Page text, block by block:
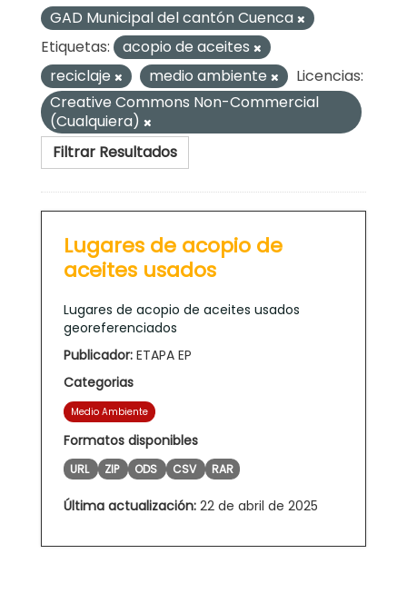
GAD Municipal del cantón Cuenca
Etiquetas:
acopio de aceites
reciclaje
medio ambiente
Licencias:
Creative Commons Non-Commercial
(Cualquiera)
Filtrar Resultados
Lugares de acopio de
aceites usados
Lugares de acopio de aceites usados
georeferenciados
Publicador: ETAPA EP
Categorias
Medio Ambiente
Formatos disponibles
URL ZIP ODS CSV RAR
Última actualización: 22 de abril de 2025